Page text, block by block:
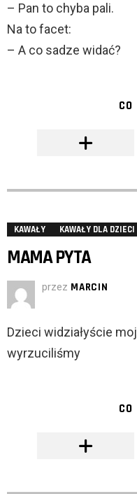
– Pan to chyba pali.
Na to facet:
– A co sadze widać?
KAWAŁY KAWAŁY DLA DZIECI
MAMA PYTA
przez MARCIN
Dzieci widziałyście
wyrzuciliśmy